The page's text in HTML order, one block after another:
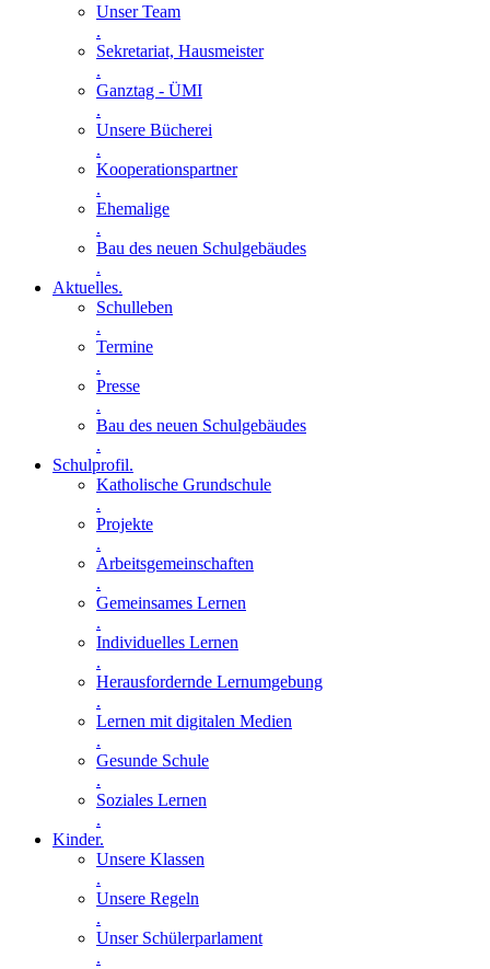
Unser Team
.
Sekretariat, Hausmeister
.
Ganztag - ÜMI
.
Unsere Bücherei
.
Kooperationspartner
.
Ehemalige
.
Bau des neuen Schulgebäudes
.
Aktuelles.
Schulleben
.
Termine
.
Presse
.
Bau des neuen Schulgebäudes
.
Schulprofil.
Katholische Grundschule
.
Projekte
.
Arbeitsgemeinschaften
.
Gemeinsames Lernen
.
Individuelles Lernen
.
Herausfordernde Lernumgebung
.
Lernen mit digitalen Medien
.
Gesunde Schule
.
Soziales Lernen
.
Kinder.
Unsere Klassen
.
Unsere Regeln
.
Unser Schülerparlament
.